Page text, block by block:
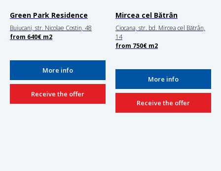
Green Park Residence
Buiucani, str. Nicolae Costin, 48
from 640€ m2
More info
Receive the offer
Mircea cel Bătrân
Ciocana, str. bd. Mircea cel Bătrân,
14
from 750€ m2
More info
Receive the offer